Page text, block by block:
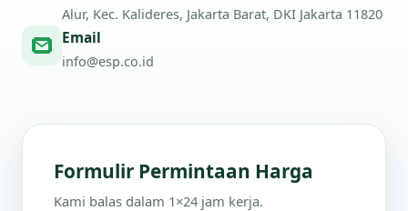
Alur, Kec. Kalideres, Jakarta Barat, DKI Jakarta 11820
Email
info@esp.co.id
Formulir Permintaan Harga
Kami balas dalam 1×24 jam kerja.